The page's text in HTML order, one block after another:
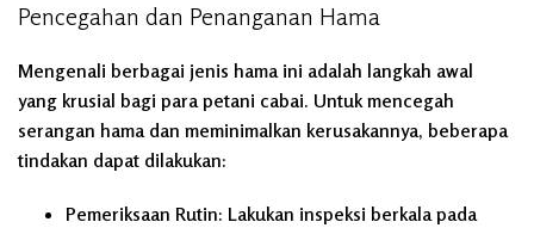
Pencegahan dan Penanganan Hama
Mengenali berbagai jenis hama ini adalah langkah awal
yang krusial bagi para petani cabai. Untuk mencegah
serangan hama dan meminimalkan kerusakannya, beberapa
tindakan dapat dilakukan:
Pemeriksaan Rutin: Lakukan inspeksi berkala pada